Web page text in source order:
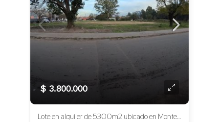
$ 3.800.000
Lote en alquiler de 5300m2 ubicado en Monte Grande